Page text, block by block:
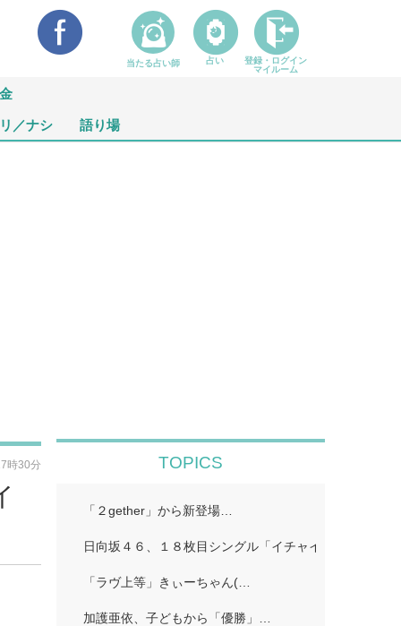
／ナシ 語り場
時30分 TOPICS
「２gether」から新登場…
日向坂４６、１８枚目シングル「イチャイチャ虫」…
「ラヴ上等」きぃーちゃん(…
加護亜依、子どもから「優勝」…
当たる占い師 占い
登録・ログイン
マイルーム